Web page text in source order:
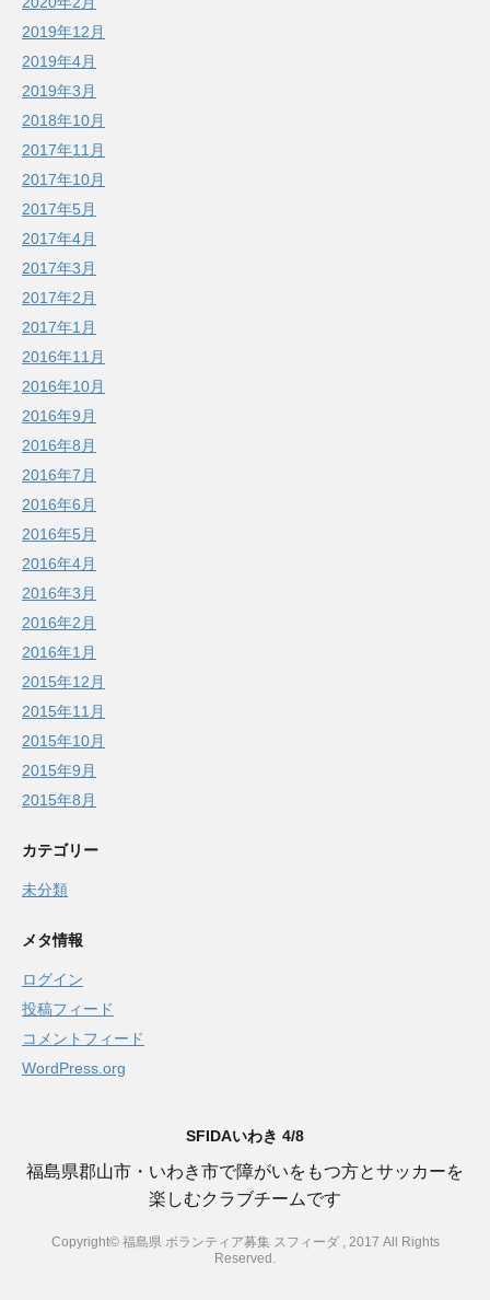
2019年12月
2019年4月
2019年3月
2018年10月
2017年11月
2017年10月
2017年5月
2017年4月
2017年3月
2017年2月
2017年1月
2016年11月
2016年10月
2016年9月
2016年8月
2016年7月
2016年6月
2016年5月
2016年4月
2016年3月
2016年2月
2016年1月
2015年12月
2015年11月
2015年10月
2015年9月
2015年8月
カテゴリー
未分類
メタ情報
ログイン
投稿フィード
コメントフィード
WordPress.org
SFIDAいわき 4/8
福島県郡山市・いわき市で障がいをもつ方とサッカーを
楽しむクラブチームです
Copyright© 福島県 ボランティア募集 スフィーダ , 2017 All Rights
Reserved.